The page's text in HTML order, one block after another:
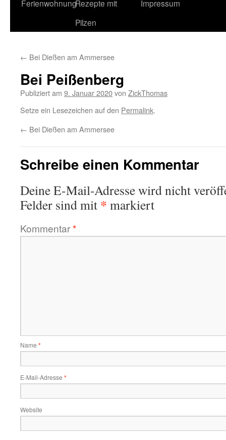
FerienwohnungRezepte mit
Pilzen
Impressum
← Bei Dießen am Ammersee
Bei Peißenberg
Publiziert am 9. Januar 2020von ZickThomas
Setze ein Lesezeichen auf den Permalink.
← Bei Dießen am Ammersee
Schreibe einen Kommentar
Deine E-Mail-Adresse wird nicht
Felder sind mit * markiert
Kommentar*
Name *
E-Mail-Adresse *
Website